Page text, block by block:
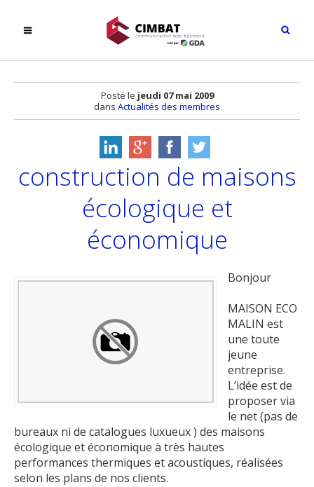
Posté le jeudi 07 mai 2009
dans Actualités des membres
construction de maisons
écologique et
économique
Bonjour
MAISON ECO
MALIN est
une toute
jeune
entreprise.
L’idée est de
proposer via
le net (pas de
bureaux ni de catalogues luxueux ) des maisons
écologique et économique à très hautes
performances thermiques et acoustiques, réalisées
selon les plans de nos clients.